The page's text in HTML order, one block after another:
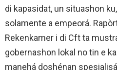
di kapasidat, un situashon
solamente a empeorá.
Rekenkamer i di Cft ta
gobernashon lokal no tin e
manehá doshénan